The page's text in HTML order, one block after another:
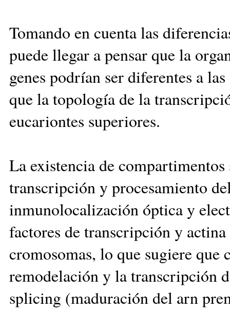
Tomando en cuenta las
puede llegar a pensar que la
genes podrían ser diferentes a
que la topología de la
eucariontes superiores.
La existencia de
transcripción y procesamiento
inmunolocalización óptica y
factores de transcripción y actina
cromosomas, lo que sugiere
remodelación y la transcripción
splicing (maduración del arn